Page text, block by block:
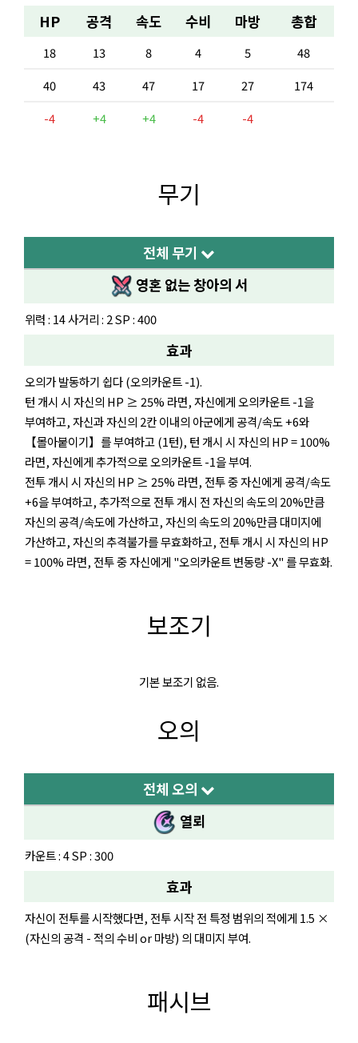
HP 공격 속도 수비 마방 총합
18 13 8 4 5
48
40
43 47 17 27
174
-4
+4 +4 -4 -4
무기
전체 무기
영혼 없는 창아의 서
위력 : 14 사거리 : 2 SP : 400
효과
오의가 발동하기 쉽다 (오의카운트 -1).
턴 개시 시 자신의 HP ≥ 25% 라면, 자신에게 오의카운트 -1을
부여하고, 자신과 자신의 2칸 이내의 아군에게 공격/속도 +6와
【몰아붙이기】를 부여하고 (1턴), 턴 개시 시 자신의 HP = 100%
라면, 자신에게 추가적으로 오의카운트 -1을 부여.
전투 개시 시 자신의 HP ≥ 25% 라면, 전투 중 자신에게 공격/속도
+6을 부여하고, 추가적으로 전투 개시 전 자신의 속도의 20%만큼
자신의 공격/속도에 가산하고, 자신의 속도의 20%만큼 대미지에
가산하고, 자신의 추격불가를 무효화하고, 전투 개시 시 자신의 HP
= 100% 라면, 전투 중 자신에게 "오의카운트 변동량 -X" 를 무효화.
보조기
기본 보조기 없음.
오의
전체 오의
열뢰
카운트 : 4 SP : 300
효과
자신이 전투를 시작했다면, 전투 시작 전 특정 범위의 적에게 1.5 ×
(자신의 공격 - 적의 수비 or 마방) 의 대미지 부여.
패시브